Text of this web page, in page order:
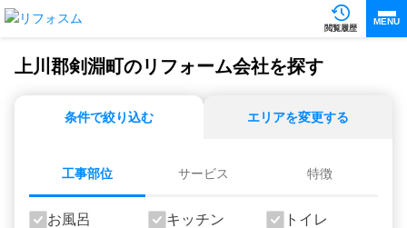
閲覧履歴
MENU
上川郡剣淵町のリフォーム会社を探す
条件で絞り込む エリアを変更する
工事部位 サービス 特徴
お風呂 キッチン トイレ